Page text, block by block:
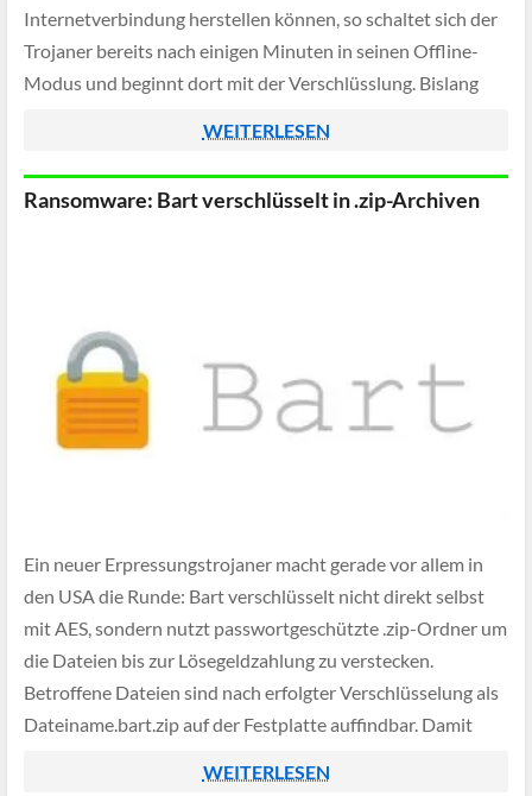
Internetverbindung herstellen können, so schaltet sich der
Trojaner bereits nach einigen Minuten in seinen Offline-
Modus und beginnt dort mit der Verschlüsslung. Bislang
Netzwerkverbindung aufgebaut werden konnte.
WEITERLESEN
Ransomware: Bart verschlüsselt in .zip-Archiven
Ein neuer Erpressungstrojaner macht gerade vor allem in
den USA die Runde: Bart verschlüsselt nicht direkt selbst
mit AES, sondern nutzt passwortgeschützte .zip-Ordner um
die Dateien bis zur Lösegeldzahlung zu verstecken.
Betroffene Dateien sind nach erfolgter Verschlüsselung als
Dateiname.bart.zip auf der Festplatte auffindbar. Damit
entdecken sein, betroffene Nutzer […]
WEITERLESEN